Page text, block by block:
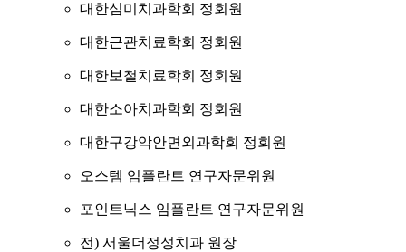
대한심미치과학회 정회원
대한근관치료학회 정회원
대한보철치료학회 정회원
대한소아치과학회 정회원
대한구강악안면외과학회 정회원
오스템 임플란트 연구자문위원
포인트닉스 임플란트 연구자문위원
전) 서울더정성치과 원장